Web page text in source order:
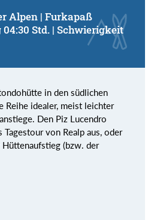
Alpen | Furkapaß
04:30 Std. | Schwierigkeit
in den südlichen
Reihe idealer, meist leichter
Den Piz Lucendro
Tagestour von Realp aus, oder
(bzw. der